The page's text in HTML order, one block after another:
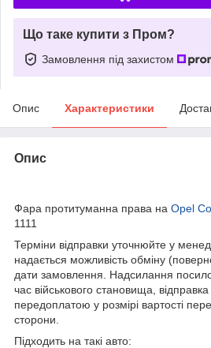
Що таке купити з Пром?
Замовлення під захистом
Опис Характеристики
Опис
Фара протитуманна права на Opel
1111
Терміни відправки уточнюйте у
надається можливість обміну
дати замовлення. Надсилання
час військового становища,
передоплатою у розмірі вартості
сторони.
Підходить на такі авто: